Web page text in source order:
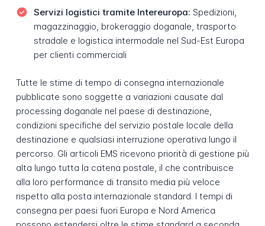
Servizi logistici tramite Intereuropa: Spedizioni,
magazzinaggio, brokeraggio doganale, trasporto
stradale e logistica intermodale nel Sud-Est Europa
per clienti commerciali
Tutte le stime di tempo di consegna internazionale
pubblicate sono soggette a variazioni causate dal
processing doganale nel paese di destinazione,
condizioni specifiche del servizio postale locale della
destinazione e qualsiasi interruzione operativa lungo il
percorso. Gli articoli EMS ricevono priorità di gestione più
alta lungo tutta la catena postale, il che contribuisce
alla loro performance di transito media più veloce
rispetto alla posta internazionale standard. I tempi di
consegna per paesi fuori Europa e Nord America